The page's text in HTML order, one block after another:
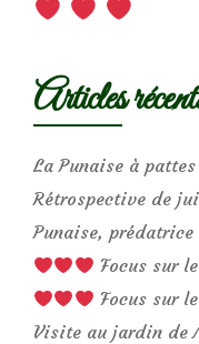
Articles
La Punaise à
Rétrospective de
Punaise,
Focus sur
Focus sur
Visite au jardin